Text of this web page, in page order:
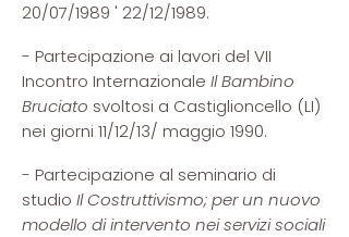
20/07/1989 ' 22/12/1989.
- Partecipazione ai lavori del VII
Incontro Internazionale Il Bambino
Bruciato svoltosi a Castiglioncello (LI)
nei giorni 11/12/13/ maggio 1990.
- Partecipazione al seminario di
studio Il Costruttivismo; per un nuovo
modello di intervento nei servizi sociali